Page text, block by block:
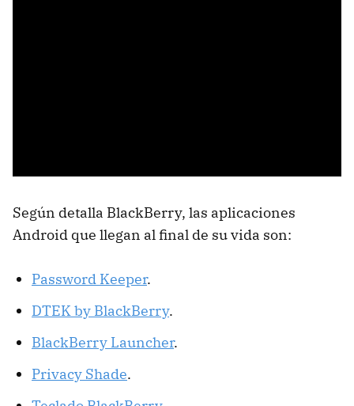
Según detalla BlackBerry, las aplicaciones
Android que llegan al final de su vida son:
Password Keeper.
DTEK by BlackBerry.
BlackBerry Launcher.
Privacy Shade.